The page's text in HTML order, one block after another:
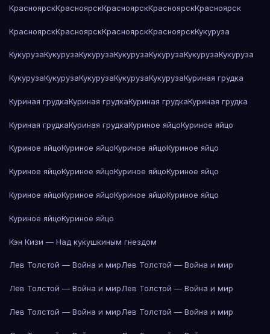
КрасноярскКрасноярскКрасноярскКрасноярскКрасноярск
КрасноярскКрасноярскКрасноярскКрасноярскКукуруза
КукурузаКукурузаКукурузаКукурузаКукурузаКукурузаКукуруза
КукурузаКукурузаКукурузаКукурузаКукурузаКуриная грудка
Куриная грудкаКуриная грудкаКуриная грудкаКуриная грудка
Куриная грудкаКуриная грудкаКуриное яйцоКуриное яйцо
Куриное яйцоКуриное яйцоКуриное яйцоКуриное яйцо
Куриное яйцоКуриное яйцоКуриное яйцоКуриное яйцо
Куриное яйцоКуриное яйцоКуриное яйцоКуриное яйцо
Куриное яйцоКуриное яйцо
Кэн Кизи — Над кукушкиным гнездом
Лев Толстой — Война и мирЛев Толстой — Война и мир
Лев Толстой — Война и мирЛев Толстой — Война и мир
Лев Толстой — Война и мирЛев Толстой — Война и мир